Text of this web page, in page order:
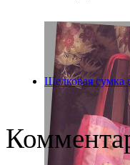
Шелковая сумка